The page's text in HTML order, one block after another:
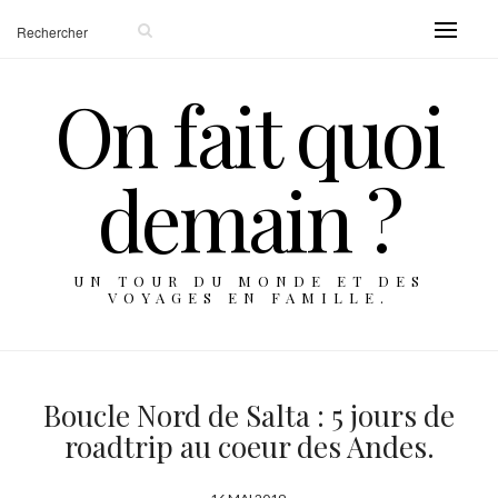
On fait quoi
demain ?
UN TOUR DU MONDE ET DES
VOYAGES EN FAMILLE.
Boucle Nord de Salta : 5 jours de
roadtrip au coeur des Andes.